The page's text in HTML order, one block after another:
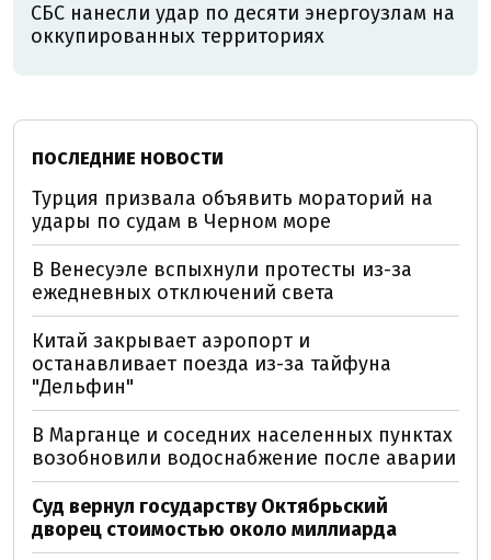
СБС нанесли удар по десяти энергоузлам на
оккупированных территориях
ПОСЛЕДНИЕ НОВОСТИ
Турция призвала объявить мораторий на
удары по судам в Черном море
В Венесуэле вспыхнули протесты из-за
ежедневных отключений света
Китай закрывает аэропорт и
останавливает поезда из-за тайфуна
"Дельфин"
В Марганце и соседних населенных пунктах
возобновили водоснабжение после аварии
Суд вернул государству Октябрьский
дворец стоимостью около миллиарда